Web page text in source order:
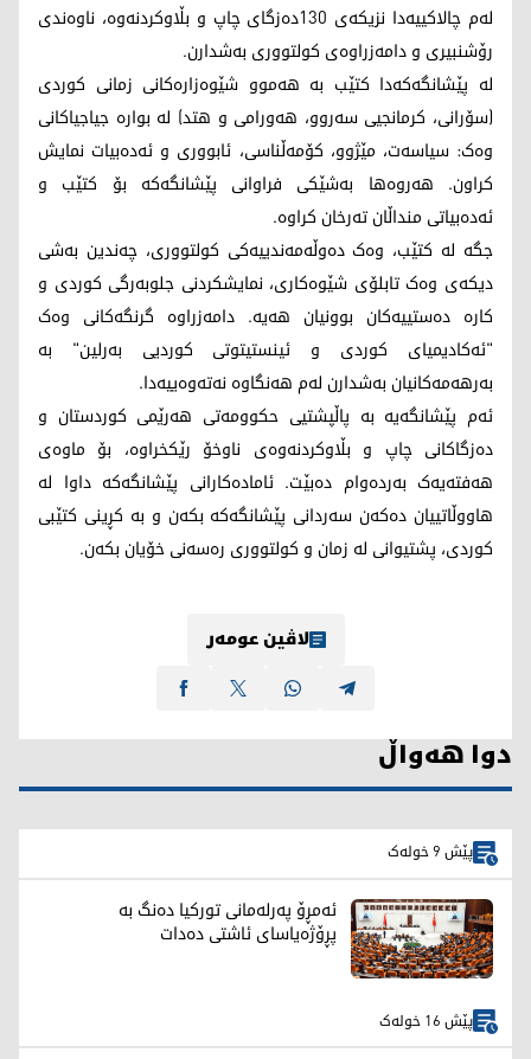
لەم چالاکییەدا نزیکەی 130دەزگای چاپ و بڵاوکردنەوە، ناوەندی
رۆشنبیری و دامەزراوەی کولتووری بەشدارن.
لە پێشانگەکەدا کتێب بە هەموو شێوەزارەکانی زمانی کوردی
(سۆرانی، کرمانجیی سەروو، هەورامی و هتد) لە بوارە جیاجیاکانی
وەک: سیاسەت، مێژوو، کۆمەڵناسی، ئابووری و ئەدەبیات نمایش
کراون. هەروەها بەشێکی فراوانی پێشانگەکە بۆ کتێب و
ئەدەبیاتی منداڵان تەرخان کراوە.
جگە لە کتێب، وەک دەوڵەمەندییەکی کولتووری، چەندین بەشی
دیکەی وەک تابلۆی شێوەکاری، نمایشکردنی جلوبەرگی کوردی و
کارە دەستییەکان بوونیان هەیە. دامەزراوە گرنگەکانی وەک
"ئەکادیمیای کوردی و ئینستیتوتی کوردیی بەرلین" بە
بەرهەمەکانیان بەشدارن لەم هەنگاوە نەتەوەییەدا.
ئەم پێشانگەیە بە پاڵپشتیی حکوومەتی هەرێمی کوردستان و
دەزگاکانی چاپ و بڵاوکردنەوەی ناوخۆ رێکخراوە، بۆ ماوەی
هەفتەیەک بەردەوام دەبێت. ئامادەکارانی پێشانگەکە داوا لە
هاووڵاتییان دەکەن سەردانی پێشانگەکە بکەن و بە کڕینی کتێبی
کوردی، پشتیوانی لە زمان و کولتووری رەسەنی خۆیان بکەن.
لاڤین عومەر
دوا هەواڵ
پێش 9 خولەک
ئەمڕۆ پەرلەمانی تورکیا دەنگ بە
پڕۆژەیاسای ئاشتی دەدات
پێش 16 خولەک